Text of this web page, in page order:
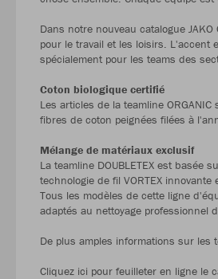
Dans notre nouveau catalogue
pour le travail et les loisirs. L'accent
spécialement pour les teams des
Coton biologique certifié
Les articles de la teamline
fibres de coton peignées filées à
Mélange de matériaux exclusif
La teamline DOUBLETEX est basée
technologie de fil VORTEX
Tous les modèles de cette ligne
adaptés au nettoyage professionnel
De plus amples informations sur les
Cliquez ici pour feuilleter en ligne le